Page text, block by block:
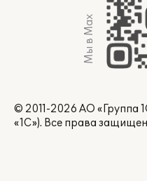
Мы в Max
© 2011-2026 АО «Группа
«1С»). Все права